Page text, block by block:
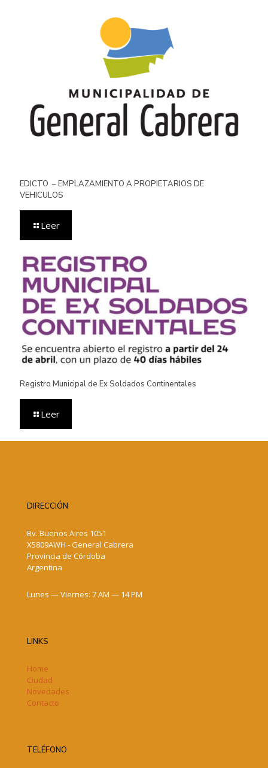
EDICTO – EMPLAZAMIENTO A PROPIETARIOS DE
VEHICULOS
Leer
Registro Municipal de Ex Soldados Continentales
Leer
DIRECCIÓN
Bv. Buenos Aires 1051
X5809AWH - General Cabrera
Provincia de Córdoba
Argentina
Lunes — Viernes: 7 AM — 14 PM
LINKS
Home
Ciudad
Novedades
Contacto
TELÉFONO